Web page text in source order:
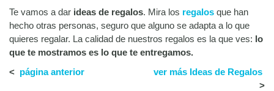
Te vamos a dar ideas de regalos. Mira los regalos que han
hecho otras personas, seguro que alguno se adapta a lo que
quieres regalar. La calidad de nuestros regalos es la que ves: lo
que te mostramos es lo que te entregamos.
< página anterior
ver más Ideas de Regalos
>